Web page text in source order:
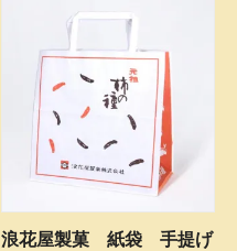
浪花屋製菓 紙袋 手提げ